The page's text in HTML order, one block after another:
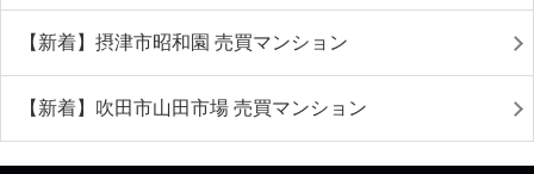
【新着】摂津市昭和園 売買マンション
【新着】吹田市山田市場 売買マンション